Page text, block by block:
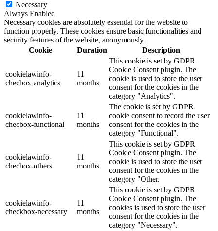
Necessary
Always Enabled
Necessary cookies are absolutely essential for the website to
function properly. These cookies ensure basic functionalities and
security features of the website, anonymously.
Cookie
Duration Description
cookielawinfo-
checbox-analytics
11
months
This cookie is set by GDPR
Cookie Consent plugin. The
cookie is used to store the user
consent for the cookies in the
category "Analytics".
cookielawinfo-
checbox-functional
11
months
The cookie is set by GDPR
cookie consent to record the user
consent for the cookies in the
category "Functional".
cookielawinfo-
checbox-others
11
months
This cookie is set by GDPR
Cookie Consent plugin. The
cookie is used to store the user
consent for the cookies in the
category "Other.
cookielawinfo-
checkbox-necessary
11
months
This cookie is set by GDPR
Cookie Consent plugin. The
cookies is used to store the user
consent for the cookies in the
category "Necessary".